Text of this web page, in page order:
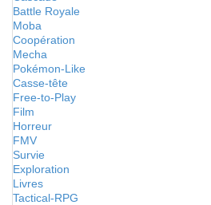
Battle Royale
Moba
Coopération
Mecha
Pokémon-Like
Casse-tête
Free-to-Play
Film
Horreur
FMV
Survie
Exploration
Livres
Tactical-RPG